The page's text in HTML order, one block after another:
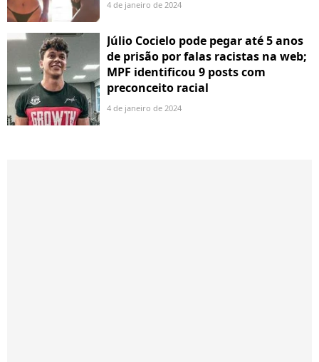
4 de janeiro de 2024
Júlio Cocielo pode pegar até 5 anos
de prisão por falas racistas na web;
MPF identificou 9 posts com
preconceito racial
4 de janeiro de 2024